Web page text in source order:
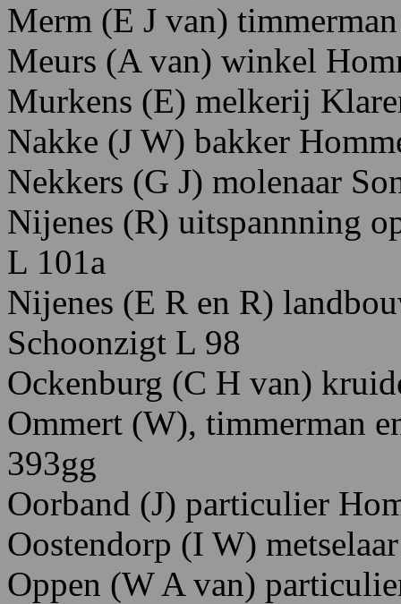
Merm (E J van)
Meurs (A van) winkel
Murkens (E) melkerij
Nakke (J W) bakker
Nekkers (G J) molenaar So
Nijenes (R) uitspannning
L 101a
Nijenes (E R en R)
Schoonzigt L 98
Ockenburg (C H van)
Ommert (W), timmerman
393gg
Oorband (J) particulier H
Oostendorp (I W) metselaar
Oppen (WA van)